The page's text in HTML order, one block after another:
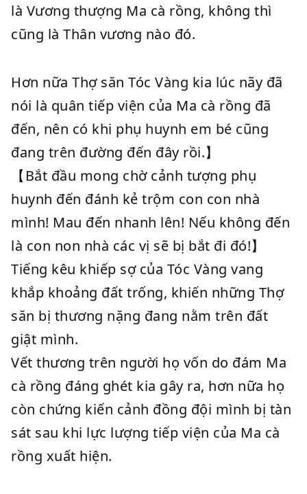
là Vương thượng Ma cà rồng, không thì
cũng là Thân vương nào đó.
Hơn nữa Thợ săn Tóc Vàng kia lúc nãy đã
nói là quân tiếp viện của Ma cà rồng đã
đến, nên có khi phụ huynh em bé cũng
đang trên đường đến đây rồi.】
【Bắt đầu mong chờ cảnh tượng phụ
huynh đến đánh kẻ trộm con con nhà
mình! Mau đến nhanh lên! Nếu không đến
là con non nhà các vị sẽ bị bắt đi đó!】
Tiếng kêu khiếp sợ của Tóc Vàng vang
khắp khoảng đất trống, khiến những Thợ
săn bị thương nặng đang nằm trên đất
giật mình.
Vết thương trên người họ vốn do đám Ma
cà rồng đáng ghét kia gây ra, hơn nữa họ
còn chứng kiến cảnh đồng đội mình bị tàn
sát sau khi lực lượng tiếp viện của Ma cà
rồng xuất hiện.